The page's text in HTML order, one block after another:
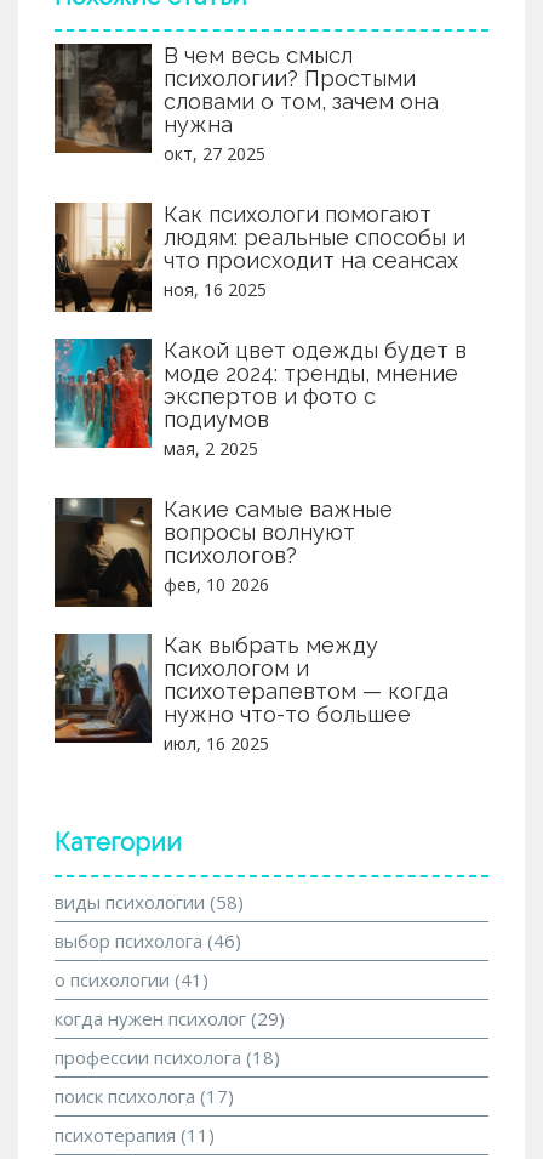
В чем весь смысл
психологии? Простыми
словами о том, зачем она
нужна
окт, 27 2025
Как психологи помогают
людям: реальные способы и
что происходит на сеансах
ноя, 16 2025
Какой цвет одежды будет в
моде 2024: тренды, мнение
экспертов и фото с
подиумов
мая, 2 2025
Какие самые важные
вопросы волнуют
психологов?
фев, 10 2026
Как выбрать между
психологом и
психотерапевтом — когда
нужно что-то большее
июл, 16 2025
Категории
виды психологии (58)
выбор психолога (46)
о психологии (41)
когда нужен психолог (29)
профессии психолога (18)
поиск психолога (17)
психотерапия (11)